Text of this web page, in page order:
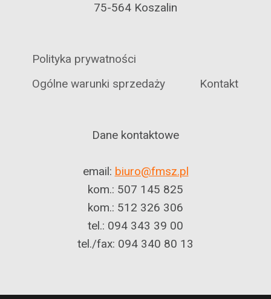
75-564 Koszalin
Polityka prywatności
Ogólne warunki sprzedaży
Kontakt
Dane kontaktowe
email: biuro@fmsz.pl
kom.: 507 145 825
kom.: 512 326 306
tel.: 094 343 39 00
tel./fax: 094 340 80 13